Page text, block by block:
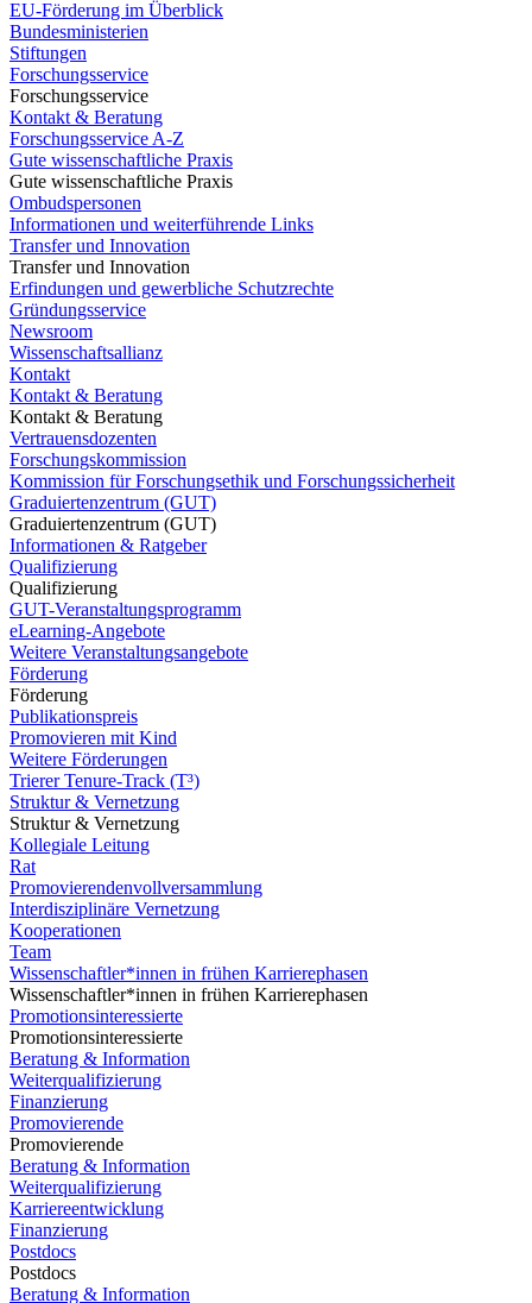
EU-Förderung im Überblick
Bundesministerien
Stiftungen
Forschungsservice
Forschungsservice
Kontakt & Beratung
Forschungsservice A-Z
Gute wissenschaftliche Praxis
Gute wissenschaftliche Praxis
Ombudspersonen
Informationen und weiterführende Links
Transfer und Innovation
Transfer und Innovation
Erfindungen und gewerbliche Schutzrechte
Gründungsservice
Newsroom
Wissenschaftsallianz
Kontakt
Kontakt & Beratung
Kontakt & Beratung
Vertrauensdozenten
Forschungskommission
Kommission für Forschungsethik und Forschungssicherheit
Graduiertenzentrum (GUT)
Graduiertenzentrum (GUT)
Informationen & Ratgeber
Qualifizierung
Qualifizierung
GUT-Veranstaltungsprogramm
eLearning-Angebote
Weitere Veranstaltungsangebote
Förderung
Förderung
Publikationspreis
Promovieren mit Kind
Weitere Förderungen
Trierer Tenure-Track (T³)
Struktur & Vernetzung
Struktur & Vernetzung
Kollegiale Leitung
Rat
Promovierendenvollversammlung
Interdisziplinäre Vernetzung
Kooperationen
Team
Wissenschaftler*innen in frühen Karrierephasen
Wissenschaftler*innen in frühen Karrierephasen
Promotionsinteressierte
Promotionsinteressierte
Beratung & Information
Weiterqualifizierung
Finanzierung
Promovierende
Promovierende
Beratung & Information
Weiterqualifizierung
Karriereentwicklung
Finanzierung
Postdocs
Postdocs
Beratung & Information